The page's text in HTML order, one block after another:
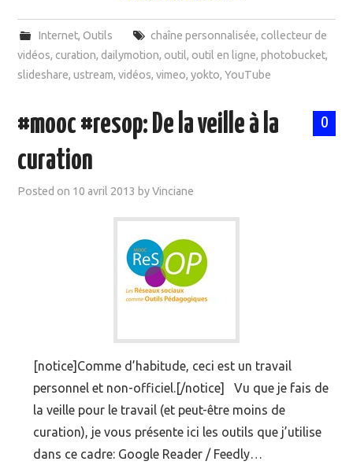
Internet, Outils chaîne personnalisée, collecteur de
vidéos, curation, dailymotion,outil,outil en ligne,photobucket,
slideshare,ustream,vidéos,vimeo,yokto,YouTube
0
#mooc #resop: De la veille à la
curation
Posted on 10 avril 2013 byVinciane
[notice]Comme d’habitude, ceci est un travail
personnel et non-officiel.[/notice] Vu que je fais de
la veille pour le travail (et peut-être moins de
curation), je vous présente ici les outils que j’utilise
dans ce cadre: Google Reader / Feedly…